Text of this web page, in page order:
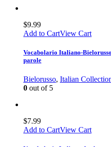
$9.99
Add to CartView Cart
Vocabolario Italiano-
parole
Bielorusso, Italian
0 out of 5
$7.99
Add to CartView Cart